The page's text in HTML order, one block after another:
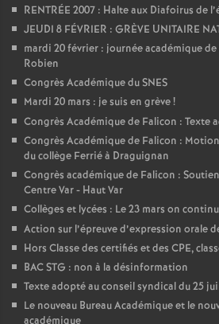
RENTRÉE 2007 : Halte aux Diafoirus de
JEUDI 8 FÉVRIER : GRÈVE UNITAIRE
mardi 20 février : journée académique
Robien
Congrès Académique du SNES
Mardi 20 mars : je suis en grève!
Congrès Académique de Falicon : Texte
Congrès Académique de Falicon :
du collège Ferrié à Draguignan
Congrès académique de Falicon :
Centre Var - Haut Var
Collèges et lycées : Le 23 mars on
Action sur l’épreuve d’expression orale
Hors Classe des certifiés et des CPE,
BAC STG : non à la désinformation
Texte adopté au conseil syndical du 25
Le nouveau Bureau Académique et le